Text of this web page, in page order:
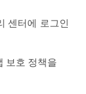
센터에 로그인
보호 정책을